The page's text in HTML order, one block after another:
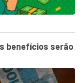
benefícios serão